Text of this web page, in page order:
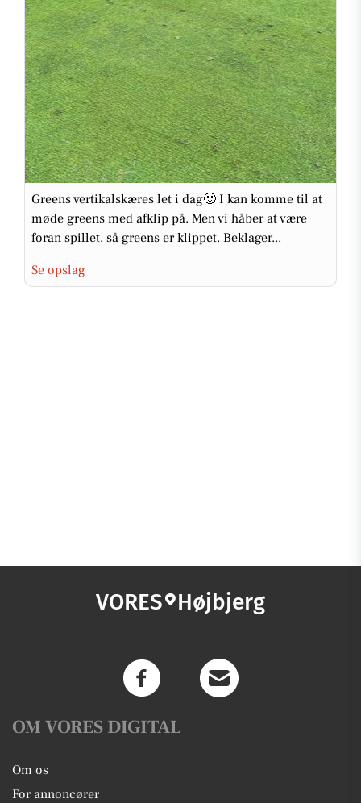
Greens vertikalskæres let i dag🙂 I kan komme til at
møde greens med afklip på. Men vi håber at være
foran spillet, så greens er klippet. Beklager...
Se opslag
VORES Højbjerg
OM VORES DIGITAL
Om os
For annoncører